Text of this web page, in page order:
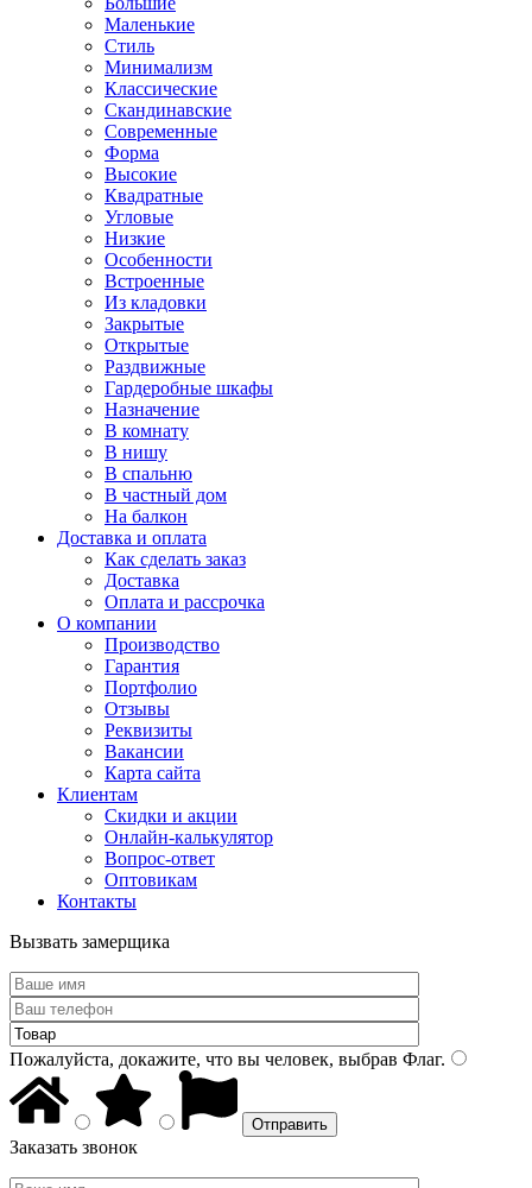
Маленькие
Стиль
Минимализм
Классические
Скандинавские
Современные
Форма
Высокие
Квадратные
Угловые
Низкие
Особенности
Встроенные
Из кладовки
Закрытые
Открытые
Раздвижные
Гардеробные шкафы
Назначение
В комнату
В нишу
В спальню
В частный дом
На балкон
Доставка и оплата
Как сделать заказ
Доставка
Оплата и рассрочка
О компании
Производство
Гарантия
Портфолио
Отзывы
Реквизиты
Вакансии
Карта сайта
Клиентам
Скидки и акции
Онлайн-калькулятор
Вопрос-ответ
Оптовикам
Контакты
Вызвать замерщика
Пожалуйста, докажите, что вы человек, выбрав Флаг.
Заказать звонок